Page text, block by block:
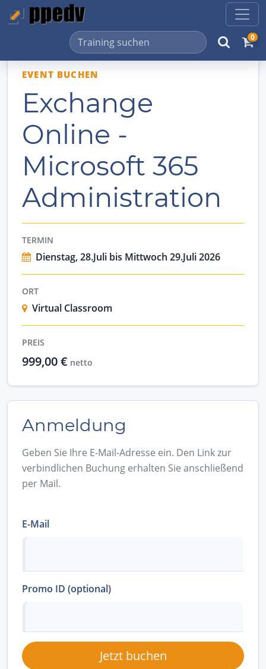
0
EVENT BUCHEN
Exchange
Online -
Microsoft 365
Administration
TERMIN
Dienstag, 28.Juli bis Mittwoch 29.Juli 2026
ORT
Virtual Classroom
PREIS
999,00 € netto
Anmeldung
Geben Sie Ihre E-Mail-Adresse ein. Den Link zur
verbindlichen Buchung erhalten Sie anschließend
per Mail.
E-Mail
Promo ID (optional)
Jetzt buchen